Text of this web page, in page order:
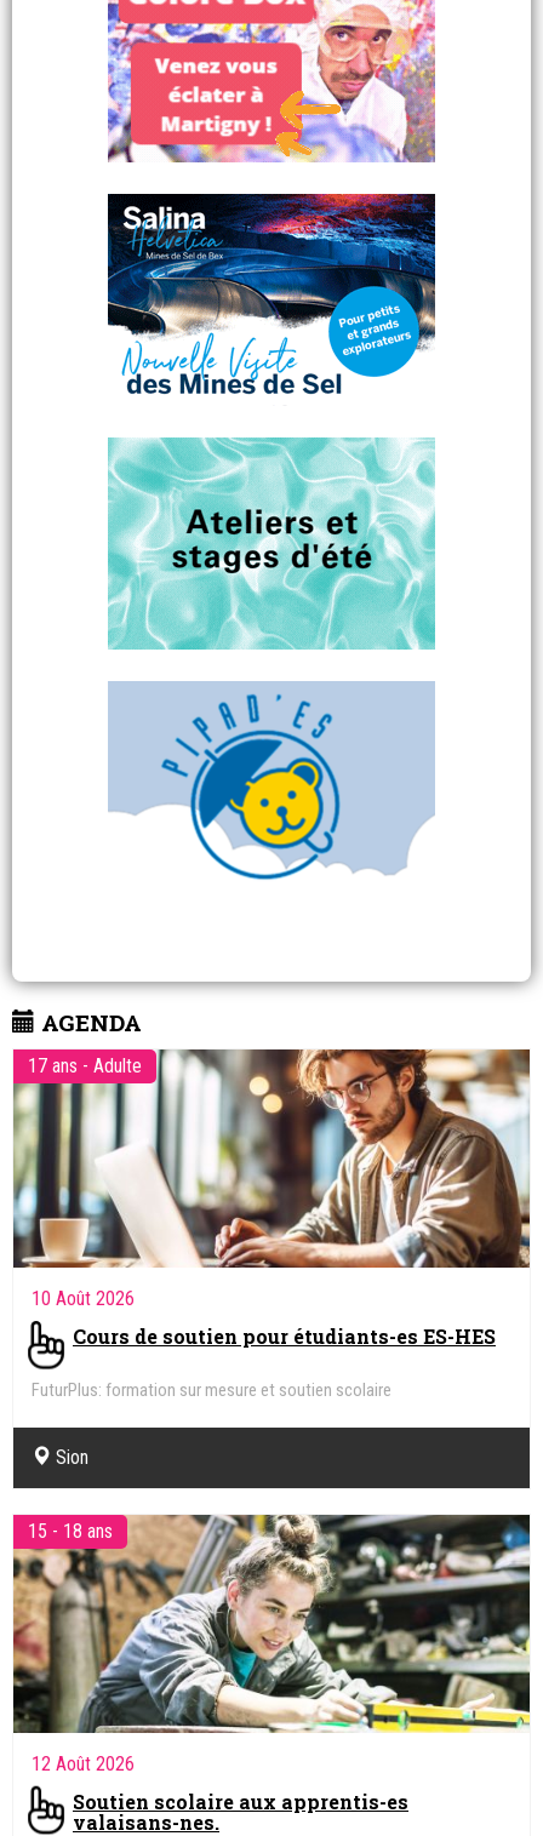
AGENDA
17 ans - Adulte
10 Août 2026
Cours de soutien pour étudiants-es ES-HES
FuturPlus: formation sur mesure et soutien scolaire
Sion
15 - 18 ans
12 Août 2026
Soutien scolaire aux apprentis-es
valaisans-nes.